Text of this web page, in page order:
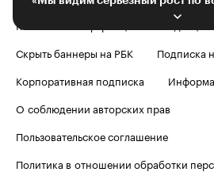
Контактная информация
Редакция
Скрыть баннеры на РБК
Подписка
Корпоративная подписка
О соблюдении авторских прав
Пользовательское соглашение
Политика в отношении обработки